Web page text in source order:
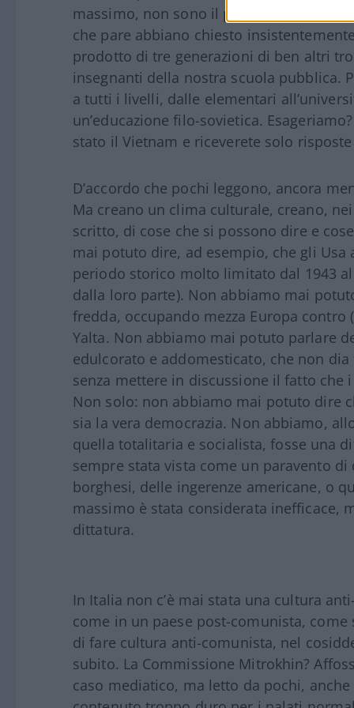
massimo, non sono il prodotto di quelle
che pare abbiano chiesto
prodotto di tre generazioni di ben altri
insegnanti della nostra scuola pubblica.
a tutti i livelli, dalle elementari
un’educazione filo-sovietica.
stato il Vietnam e riceverete solo
D’accordo che pochi leggono, ancora
Ma creano un clima culturale, creano,
scritto, di cose che si possono dire e
mai potuto dire, ad esempio, che gli
periodo storico molto limitato dal 1943
dalla loro parte). Non abbiamo mai
fredda, occupando mezza Europa
Yalta. Non abbiamo mai potuto parlare
edulcorato e addomesticato, che non
senza mettere in discussione il fatto
Non solo: non abbiamo mai potuto dire
sia la vera democrazia. Non abbiamo,
quella totalitaria e socialista, fosse una
sempre stata vista come un paravento
borghesi, delle ingerenze americane, o
massimo è stata considerata inefficace,
dittatura.
In Italia non c’è mai stata una cultura
come in un paese post-comunista,
di fare cultura anti-comunista, nel
subito. La Commissione Mitrokhin?
caso mediatico, ma letto da pochi,